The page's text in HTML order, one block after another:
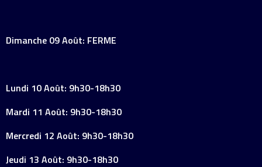
Dimanche 09 Août: FERME
Lundi 10 Août: 9h30-18h30
Mardi 11 Août: 9h30-18h30
Mercredi 12 Août: 9h30-18h30
Jeudi 13 Août: 9h30-18h30